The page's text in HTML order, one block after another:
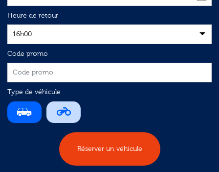
Heure de retour
16h00
Code promo
Type de véhicule
Réserver un véhicule